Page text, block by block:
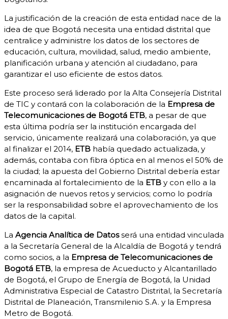
La justificación de la creación de esta entidad nace de la
idea de que Bogotá necesita una entidad distrital que
centralice y administre los datos de los sectores de
educación, cultura, movilidad, salud, medio ambiente,
planificación urbana y atención al ciudadano, para
garantizar el uso eficiente de estos datos.
Este proceso será liderado por la Alta Consejería Distrital
de TIC y contará con la colaboración de la Empresa de
Telecomunicaciones de Bogotá ETB, a pesar de que
esta última podría ser la institución encargada del
servicio, únicamente realizará una colaboración, ya que
al finalizar el 2014, ETB había quedado actualizada, y
además, contaba con fibra óptica en al menos el 50% de
la ciudad; la apuesta del Gobierno Distrital debería estar
encaminada al fortalecimiento de la ETB y con ello a la
asignación de nuevos retos y servicios; como lo podría
ser la responsabilidad sobre el aprovechamiento de los
datos de la capital.
La Agencia Analítica de Datosserá una entidad vinculada
a la Secretaría General de la Alcaldía de Bogotá y tendrá
como socios, a la Empresa de Telecomunicaciones de
Bogotá ETB, la empresa de Acueducto y Alcantarillado
de Bogotá, el Grupo de Energía de Bogotá, la Unidad
Administrativa Especial de Catastro Distrital, la Secretaría
Distrital de Planeación, Transmilenio S.A. y la Empresa
Metro de Bogotá.